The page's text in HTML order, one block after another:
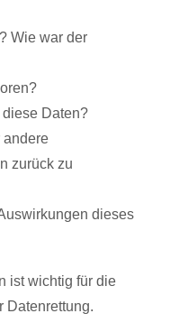
Wie war der
Daten?
andere
zurück zu
dieses
ist wichtig für die
Datenrettung.